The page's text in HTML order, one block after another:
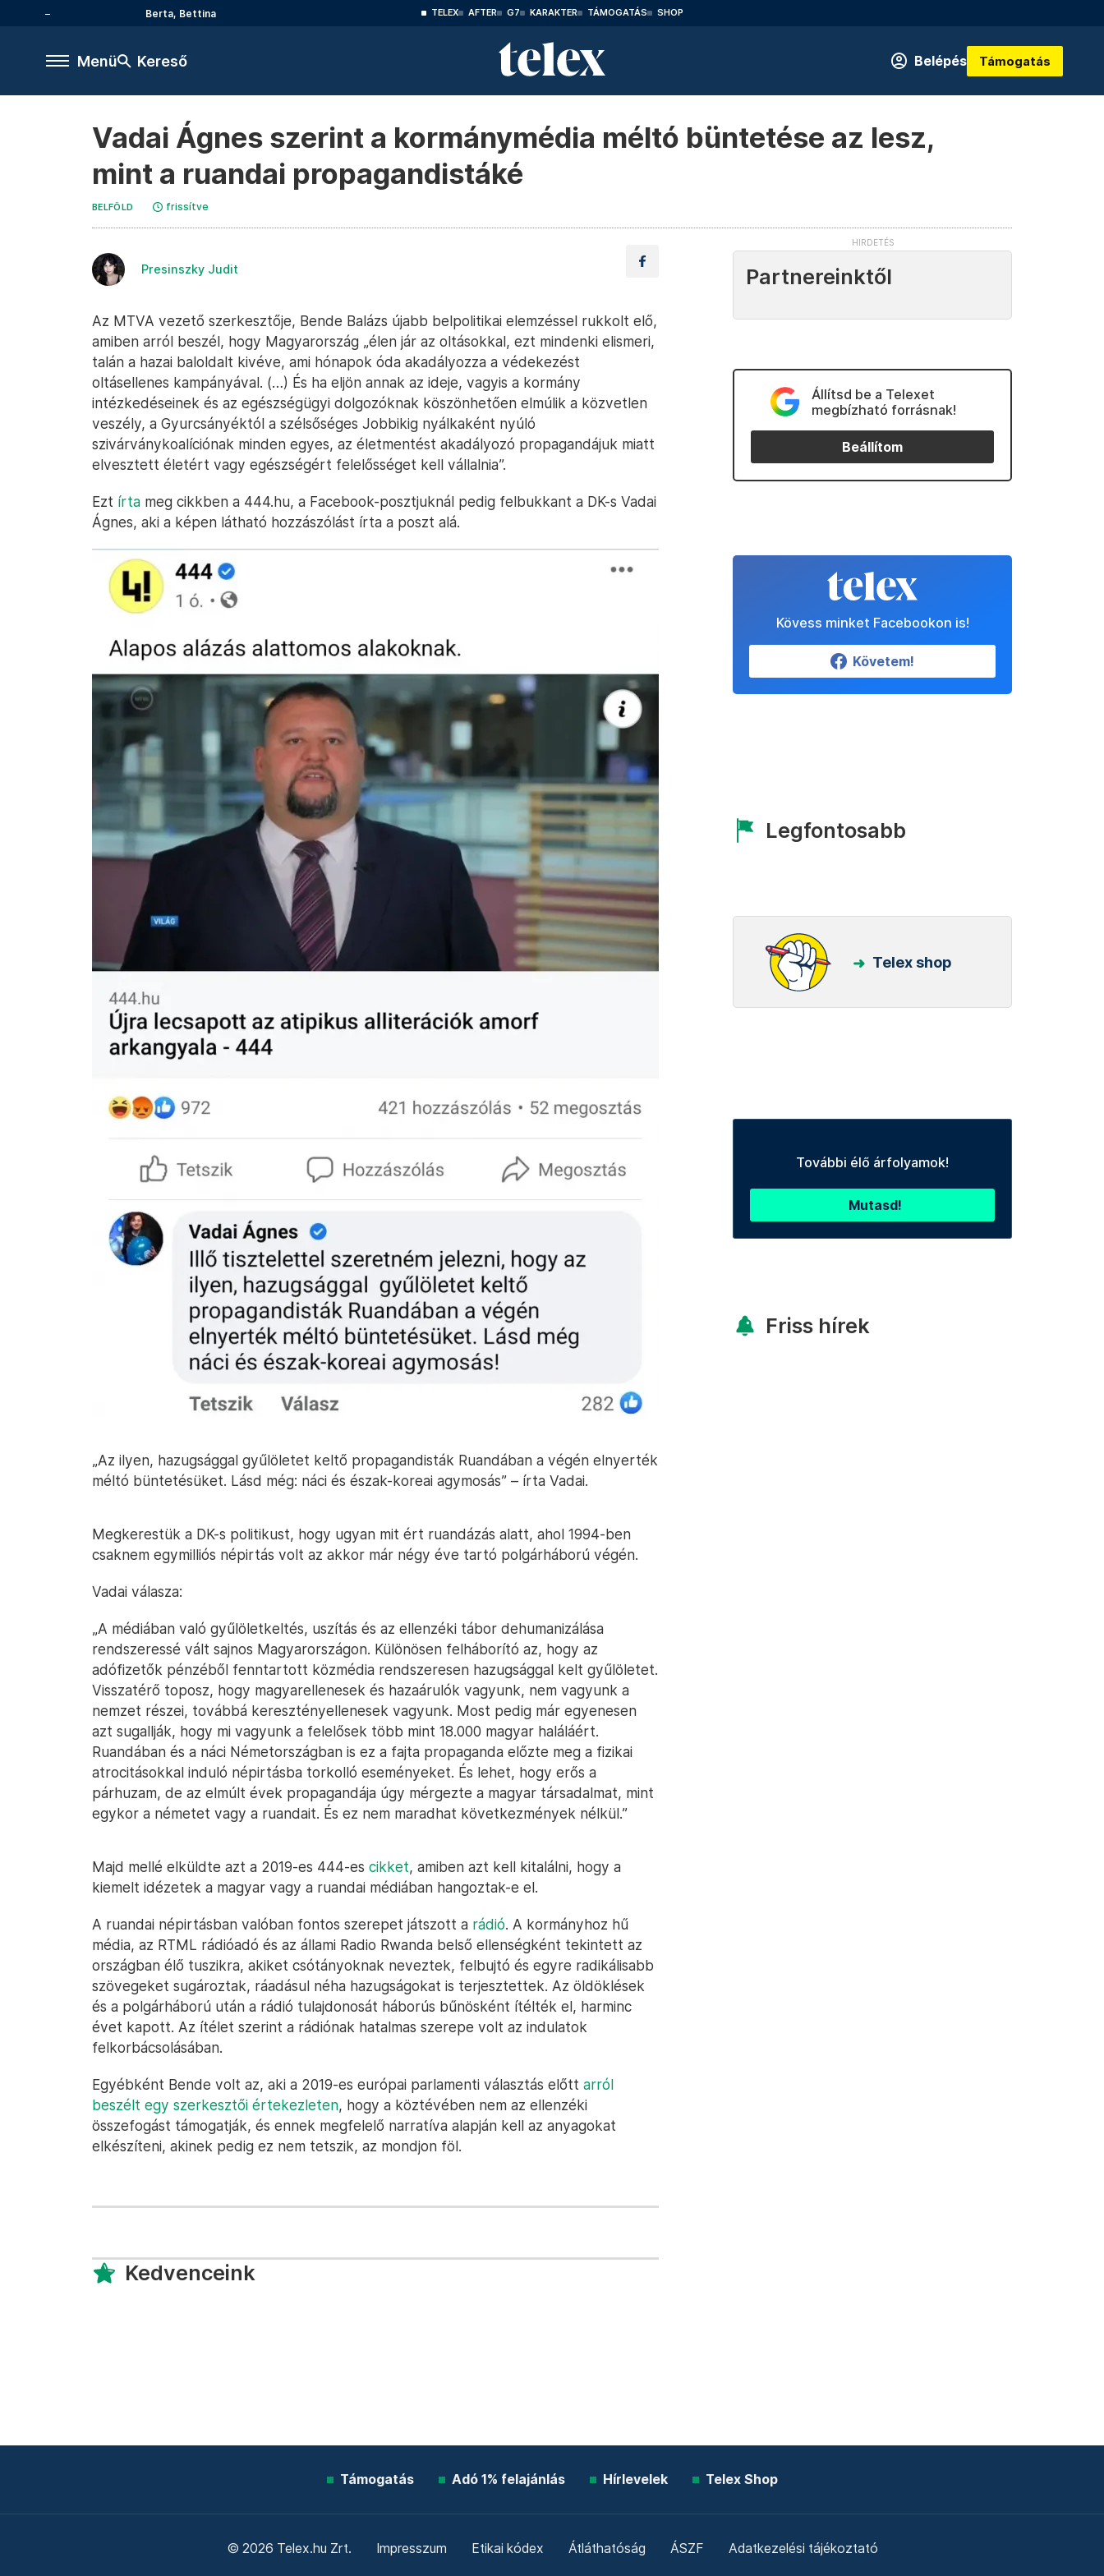
Berta, Bettina TELEX AFTER G7 KARAKTER TÁMOGATÁS SHOP
Menü Kereső Belépés Támogatás
Vadai Ágnes szerint a kormánymédia méltó büntetése az lesz,
mint a ruandai propagandistáké
BELFÖLD frissítve
Presinszky Judit
Az MTVA vezető szerkesztője, Bende Balázs újabb belpolitikai elemzéssel rukkolt elő,
amiben arról beszél, hogy Magyarország „élen jár az oltásokkal, ezt mindenki elismeri,
talán a hazai baloldalt kivéve, ami hónapok óda akadályozza a védekezést
oltásellenes kampányával. (…) És ha eljön annak az ideje, vagyis a kormány
intézkedéseinek és az egészségügyi dolgozóknak köszönhetően elmúlik a közvetlen
veszély, a Gyurcsányéktól a szélsőséges Jobbikig nyálkaként nyúló
szivárványkoalíciónak minden egyes, az életmentést akadályozó propagandájuk miatt
elvesztett életért vagy egészségért felelősséget kell vállalnia”.
Ezt írta meg cikkben a 444.hu, a Facebook-posztjuknál pedig felbukkant a DK-s Vadai
Ágnes, aki a képen látható hozzászólást írta a poszt alá.
„Az ilyen, hazugsággal gyűlöletet keltő propagandisták Ruandában a végén elnyerték
méltó büntetésüket. Lásd még: náci és észak-koreai agymosás” – írta Vadai.
Megkerestük a DK-s politikust, hogy ugyan mit ért ruandázás alatt, ahol 1994-ben
csaknem egymilliós népirtás volt az akkor már négy éve tartó polgárháború végén.
Vadai válasza:
„A médiában való gyűlöletkeltés, uszítás és az ellenzéki tábor dehumanizálása
rendszeressé vált sajnos Magyarországon. Különösen felháborító az, hogy az
adófizetők pénzéből fenntartott közmédia rendszeresen hazugsággal kelt gyűlöletet.
Visszatérő toposz, hogy magyarellenesek és hazaárulók vagyunk, nem vagyunk a
nemzet részei, továbbá keresztényellenesek vagyunk. Most pedig már egyenesen
azt sugallják, hogy mi vagyunk a felelősek több mint 18.000 magyar haláláért.
Ruandában és a náci Németországban is ez a fajta propaganda előzte meg a fizikai
atrocitásokkal induló népirtásba torkolló eseményeket. És lehet, hogy erős a
párhuzam, de az elmúlt évek propagandája úgy mérgezte a magyar társadalmat, mint
egykor a németet vagy a ruandait. És ez nem maradhat következmények nélkül.”
Majd mellé elküldte azt a 2019-es 444-es cikket, amiben azt kell kitalálni, hogy a
kiemelt idézetek a magyar vagy a ruandai médiában hangoztak-e el.
A ruandai népirtásban valóban fontos szerepet játszott a rádió. A kormányhoz hű
média, az RTML rádióadó és az állami Radio Rwanda belső ellenségként tekintett az
országban élő tuszikra, akiket csótányoknak neveztek, felbujtó és egyre radikálisabb
szövegeket sugároztak, ráadásul néha hazugságokat is terjesztettek. Az öldöklések
és a polgárháború után a rádió tulajdonosát háborús bűnösként ítélték el, harminc
évet kapott. Az ítélet szerint a rádiónak hatalmas szerepe volt az indulatok
felkorbácsolásában.
Egyébként Bende volt az, aki a 2019-es európai parlamenti választás előtt arról
beszélt egy szerkesztői értekezleten, hogy a köztévében nem az ellenzéki
összefogást támogatják, és ennek megfelelő narratíva alapján kell az anyagokat
elkészíteni, akinek pedig ez nem tetszik, az mondjon föl.
Kedvenceink
Partnereinktől
Állítsd be a Telexet
megbízható forrásnak!
Beállítom
Kövess minket Facebookon is!
Követem!
Legfontosabb
Telex shop
További élő árfolyamok!
Mutasd!
Friss hírek
Támogatás Adó 1% felajánlás Hírlevelek Telex Shop
© 2026 Telex.hu Zrt. Impresszum Etikai kódex Átláthatóság ÁSZF Adatkezelési tájékoztató